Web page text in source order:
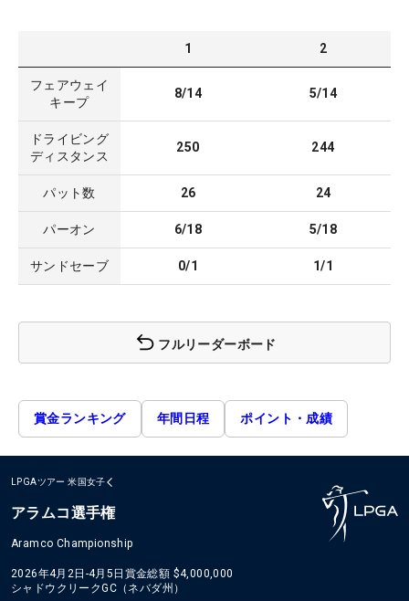
1 2
フェアウェイ
キープ
8/14 5/14
ドライビング
ディスタンス
250 244
パット数 26 24
パーオン 6/18 5/18
サンドセーブ 0/1 1/1
フルリーダーボード
賞金ランキング 年間日程 ポイント・成績
LPGAツアー 米国女子
アラムコ選手権
Aramco Championship
2026年4月2日-4月5日 賞金総額 $4,000,000
シャドウクリークGC（ネバダ州）